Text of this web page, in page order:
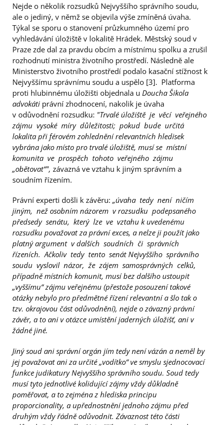
Nejde o několik rozsudků Nejvyššího správního soudu,
ale o jediný, v němž se objevila výše zmíněná úvaha.
Týkal se sporu o stanovení průzkumného území pro
vyhledávání úložiště v lokalitě Hrádek. Městský soud v
Praze zde dal za pravdu obcím a místnímu spolku a zrušil
rozhodnutí ministra životního prostředí. Následně ale
Ministerstvo životního prostředí podalo kasační stížnost k
Nejvyššímu správnímu soudu a uspělo [3]. Platforma
proti hlubinnému úložišti objednala u Doucha Šikola
advokáti právní zhodnocení, nakolik je úvaha
v odůvodnění rozsudku: "Trvalé úložiště je věcí veřejného
zájmu vysoké míry důležitosti; pokud bude určitá
lokalita při férovém zohlednění relevantních hledisek
vybrána jako místo pro trvalé úložiště, musí se místní
komunita ve prospěch tohoto veřejného zájmu
„obětovat“", závazná ve vztahu k jiným správním a
soudním řízením.
Právní experti došli k závěru: „úvaha tedy není ničím
jiným, než osobním názorem v rozsudku podepsaného
předsedy senátu, který lze ve vztahu k uvedenému
rozsudku považovat za právní exces, a nelze ji použít jako
platný argument v dalších soudních či správních
řízeních. Ačkoliv tedy tento senát Nejvyššího správního
soudu vyslovil názor, že zájem samosprávných celků,
případně místních komunit, musí bez dalšího ustoupit
„vyššímu“ zájmu veřejnému (přestože posouzení takové
otázky nebylo pro předmětné řízení relevantní a šlo tak o
tzv. okrajovou část odůvodnění), nejde o závazný právní
závěr, a to ani v otázce umístění jaderných úložišť, ani v
žádné jiné.
Jiný soud ani správní orgán jím tedy není vázán a neměl by
jej považovat ani za určité „vodítko“ ve smyslu sjednocovací
funkce judikatury Nejvyššího správního soudu. Soud tedy
musí tyto jednotlivé kolidující zájmy vždy důkladně
poměřovat, a to zejména z hlediska principu
proporcionality, a upřednostnění jednoho zájmu před
druhým vždy řádně odůvodnit. Závaznost této části